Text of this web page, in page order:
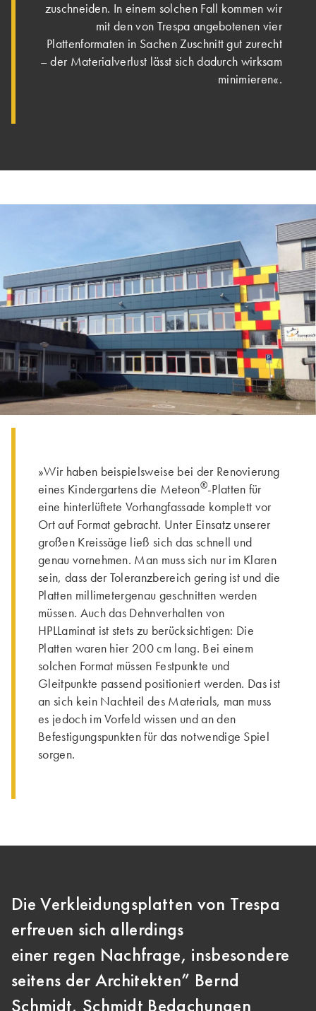
zuschneiden. In einem solchen Fall kommen wir
mit den von Trespa angebotenen vier
Plattenformaten in Sachen Zuschnitt gut zurecht
– der Materialverlust lässt sich dadurch wirksam
minimieren«.
»Wir haben beispielsweise bei der Renovierung
eines Kindergartens die Meteon®-Platten für
eine hinterlüftete Vorhangfassade komplett vor
Ort auf Format gebracht. Unter Einsatz unserer
großen Kreissäge ließ sich das schnell und
genau vornehmen. Man muss sich nur im Klaren
sein, dass der Toleranzbereich gering ist und die
Platten millimetergenau geschnitten werden
müssen. Auch das Dehnverhalten von
HPLLaminat ist stets zu berücksichtigen: Die
Platten waren hier 200 cm lang. Bei einem
solchen Format müssen Festpunkte und
Gleitpunkte passend positioniert werden. Das ist
an sich kein Nachteil des Materials, man muss
es jedoch im Vorfeld wissen und an den
Befestigungspunkten für das notwendige Spiel
sorgen.
Die Verkleidungsplatten von Trespa
erfreuen sich allerdings
einer regen Nachfrage, insbesondere
seitens der Architekten” Bernd
Schmidt, Schmidt Bedachungen